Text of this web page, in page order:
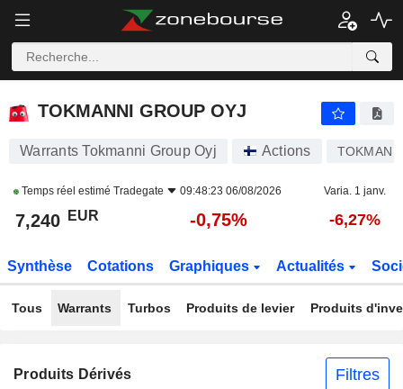
TOKMANNI GROUP OYJ
TOKMANNI GROUP OYJ
Warrants Tokmanni Group Oyj Actions TOKMAN
Temps réel estimé Tradegate 09:48:23 06/08/2026 Varia. 1 janv.
7,240 EUR -0,75% -6,27%
Synthèse Cotations Graphiques Actualités
Tous Warrants Turbos Produits de levier Produits
Produits Dérivés Filtres